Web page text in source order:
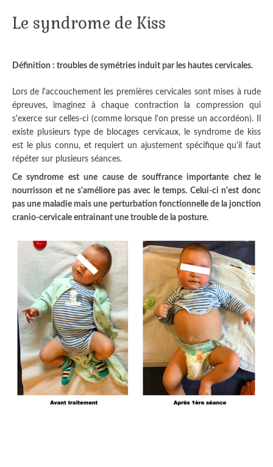
Le syndrome de Kiss
Définition : troubles de symétries induit par les hautes cervicales.
Lors de l'accouchement les premières cervicales sont mises à rude
épreuves, imaginez à chaque contraction la compression qui
s'exerce sur celles-ci (comme lorsque l'on presse un accordéon).
existe plusieurs type de blocages cervicaux, le syndrome de kiss
est le plus connu, et requiert un ajustement spécifique qu'il faut
répéter sur plusieurs séances.
Ce syndrome est une cause de souffrance importante chez le
nourrisson et ne s'améliore pas avec le temps. Celui-ci n'est donc
pas une maladie mais une perturbation fonctionnelle de la jonction
cranio-cervicale entrainant une trouble de la posture.